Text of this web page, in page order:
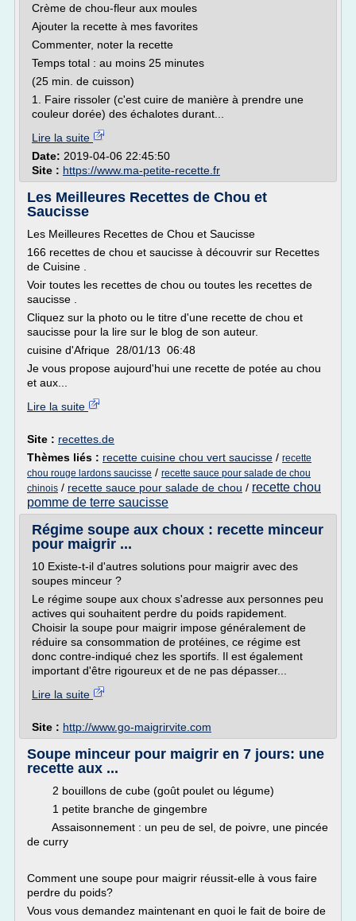
Crème de chou-fleur aux moules
Ajouter la recette à mes favorites
Commenter, noter la recette
Temps total : au moins 25 minutes
(25 min. de cuisson)
1. Faire rissoler (c'est cuire de manière à prendre une
couleur dorée) des échalotes durant...
Lire la suite
Date: 2019-04-06 22:45:50
Site : https://www.ma-petite-recette.fr
Les Meilleures Recettes de Chou et
Saucisse
Les Meilleures Recettes de Chou et Saucisse
166 recettes de chou et saucisse à découvrir sur Recettes
de Cuisine .
Voir toutes les recettes de chou ou toutes les recettes de
saucisse .
Cliquez sur la photo ou le titre d'une recette de chou et
saucisse pour la lire sur le blog de son auteur.
cuisine d'Afrique 28/01/13 06:48
Je vous propose aujourd'hui une recette de potée au chou
et aux...
Lire la suite
Site : recettes.de
Thèmes liés : recette cuisine chou vert saucisse / recette
chou rouge lardons saucisse / recette sauce pour salade de chou
chinois / recette sauce pour salade de chou / recette chou
pomme de terre saucisse
Régime soupe aux choux : recette minceur
pour maigrir ...
10 Existe-t-il d'autres solutions pour maigrir avec des
soupes minceur ?
Le régime soupe aux choux s'adresse aux personnes peu
actives qui souhaitent perdre du poids rapidement.
Choisir la soupe pour maigrir impose généralement de
réduire sa consommation de protéines, ce régime est
donc contre-indiqué chez les sportifs. Il est également
important d'être rigoureux et de ne pas dépasser...
Lire la suite
Site : http://www.go-maigrirvite.com
Soupe minceur pour maigrir en 7 jours: une
recette aux ...
2 bouillons de cube (goût poulet ou légume)
1 petite branche de gingembre
Assaisonnement : un peu de sel, de poivre, une pincée
de curry
Comment une soupe pour maigrir réussit-elle à vous faire
perdre du poids?
Vous vous demandez maintenant en quoi le fait de boire de